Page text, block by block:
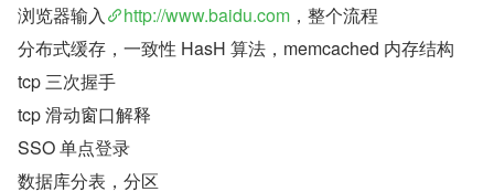
浏览器输入
http://www.baidu.com ，整个流程
分布式缓存，一致性 HasH 算法，memcached 内存结构
tcp 三次握手
tcp 滑动窗口解释
SSO 单点登录
数据库分表，分区